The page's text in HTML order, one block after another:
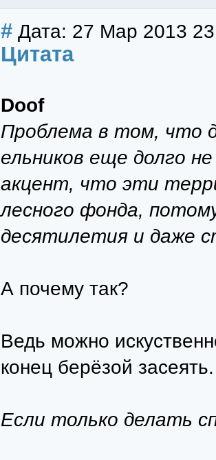
# Дата: 27 Мар 2013
Цитата
Doof
Проблема в том, что
ельников еще долго
акцент, что эти
лесного фонда,
десятилетия и даже
А почему так?
Ведь можно
конец берёзой засеять.
Если только делать